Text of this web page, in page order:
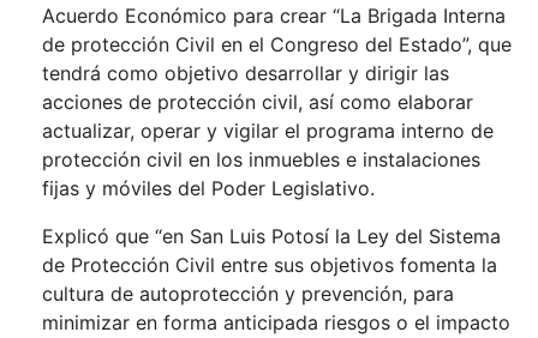
Acuerdo Económico para crear “La Brigada Interna
de protección Civil en el Congreso del Estado”, que
tendrá como objetivo desarrollar y dirigir las
acciones de protección civil, así como elaborar
actualizar, operar y vigilar el programa interno de
protección civil en los inmuebles e instalaciones
fijas y móviles del Poder Legislativo.
Explicó que “en San Luis Potosí la Ley del Sistema
de Protección Civil entre sus objetivos fomenta la
cultura de autoprotección y prevención, para
minimizar en forma anticipada riesgos o el impacto